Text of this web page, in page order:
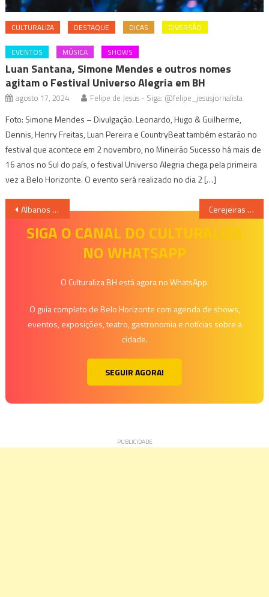
CULTURALIZA DESTAQUE DICAS DIVERSÃO
EVENTOS MÚSICA SHOWS
Luan Santana, Simone Mendes e outros nomes
agitam o Festival Universo Alegria em BH
agosto 17, 2024 Felipe de Jesus - Siga: @felipe_jesusjornalista
Foto: Simone Mendes – Divulgação. Leonardo, Hugo & Guilherme,
Dennis, Henry Freitas, Luan Pereira e CountryBeat também estarão no
festival que acontece em 2 novembro, no Mineirão Sucesso há mais de
16 anos no Sul do país, o festival Universo Alegria chega pela primeira
vez a Belo Horizonte. O evento será realizado no dia 2 […]
Navegação
Albanos Recebe: uma oficina para fotografar gastronomia com celular Cerejeiras e Ipês na Casa Fiat de Cultura
SIGA O CANAL DO CULTURALIZA
NO WHATSAPP
O Culturaliza BH está agora no WhatsApp.
O guia completo de Belo Horizonte com agenda de shows,
eventos, exposições, teatro, gastronomia e notícias sobre a
cidade.
SEGUIR AGORA!